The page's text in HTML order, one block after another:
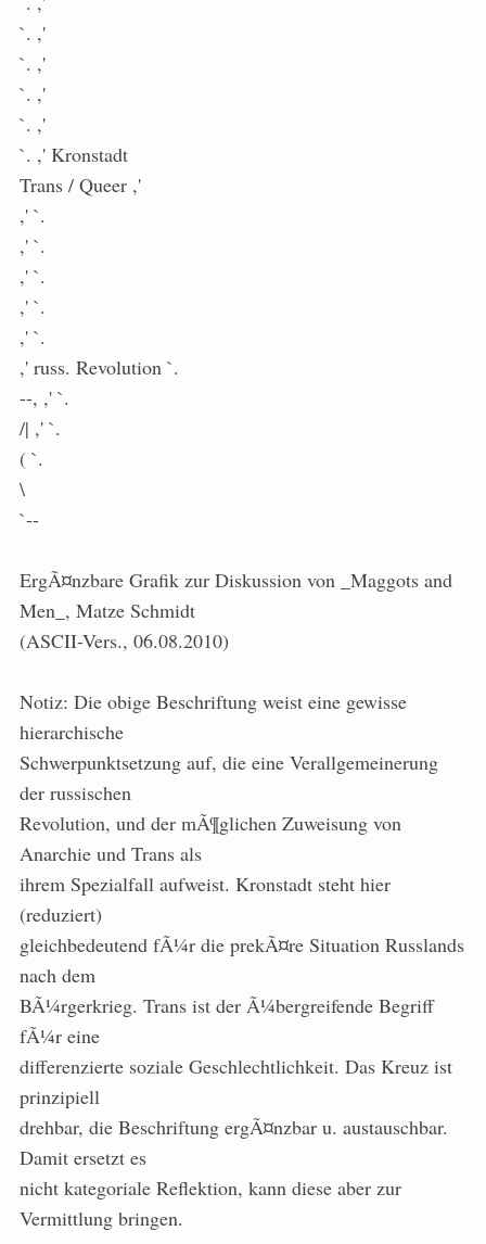
`. ,'
`. ,'
`. ,'
`. ,'
`. ,' Kronstadt
Trans / Queer ,'
,' `.
,' `.
,' `.
,' `.
,' `.
,' russ. Revolution `.
--, ,' `.
/| ,' `.
( `.
\
`--
ErgÃ¤nzbare Grafik zur Diskussion von _Maggots and
Men_, Matze Schmidt
(ASCII-Vers., 06.08.2010)
Notiz: Die obige Beschriftung weist eine gewisse
hierarchische
Schwerpunktsetzung auf, die eine Verallgemeinerung
der russischen
Revolution, und der mÃ¶glichen Zuweisung von
Anarchie und Trans als
ihrem Spezialfall aufweist. Kronstadt steht hier
(reduziert)
gleichbedeutend fÃ¼r die prekÃ¤re Situation Russlands
nach dem
BÃ¼rgerkrieg. Trans ist der Ã¼bergreifende Begriff
fÃ¼r eine
differenzierte soziale Geschlechtlichkeit. Das Kreuz ist
prinzipiell
drehbar, die Beschriftung ergÃ¤nzbar u. austauschbar.
Damit ersetzt es
nicht kategoriale Reflektion, kann diese aber zur
Vermittlung bringen.